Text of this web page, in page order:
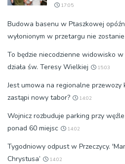
17:05
Budowa basenu w Ptaszkowej
wyłonionym w przetargu nie
To będzie niecodzienne widowisko
działa św. Teresy Wielkiej
15:03
Jest umowa na regionalne przewozy
zastąpi nowy tabor?
14:02
Wojnicz rozbuduje parking przy
ponad 60 miejsc
14:02
Tygodniowy odpust w Przeczycy.
Chrystusa’
14:02